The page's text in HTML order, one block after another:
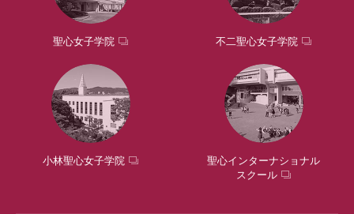
聖心女子学院 不二聖心女子学院
小林聖心女子学院
聖心インターナショナル
スクール